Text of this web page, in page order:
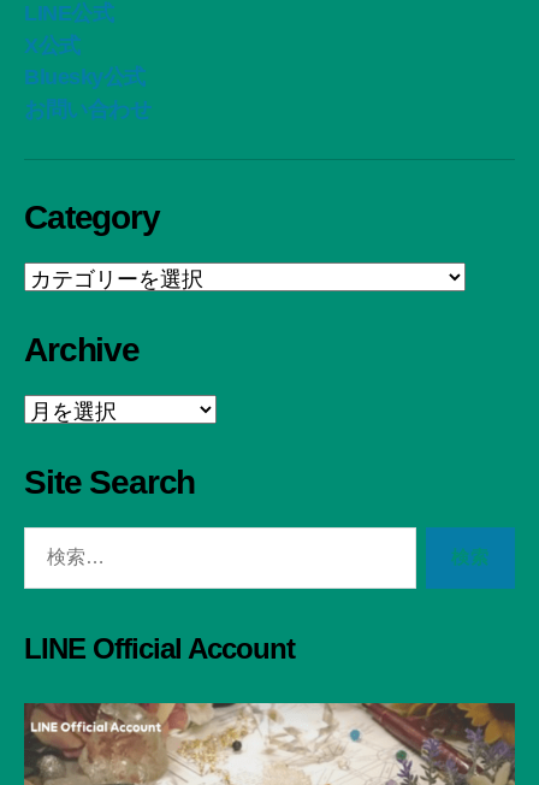
LINE公式
X公式
Bluesky公式
お問い合わせ
Category
Category
Archive
Archive
Site Search
LINE Official Account